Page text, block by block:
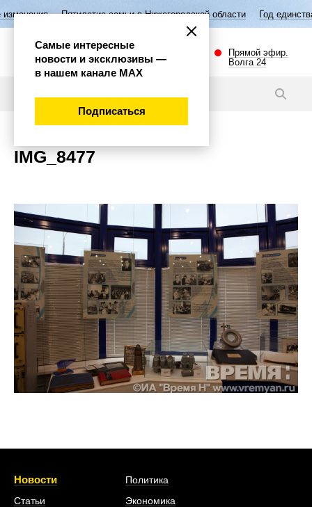
Пятилетие семьи в Нижегородской области Год
Прямой эфир.
Волга 24
IMG_8477
Новости
Статьи
Политика
Экономика
Самые интересные
новости и эксклюзивы —
в нашем канале МАХ
Подписаться